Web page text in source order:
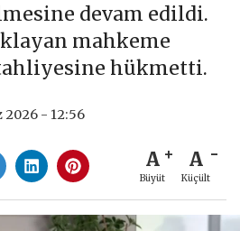
devam edildi.
mahkeme
hükmetti.
2026 - 12:56
A
Büyüt
A
Küçült